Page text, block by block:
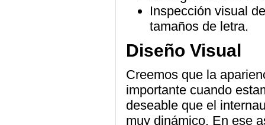
Inspección visual
tamaños de letra.
Diseño Visual
Creemos que la
importante cuando
deseable que el
muy dinámico. En ese